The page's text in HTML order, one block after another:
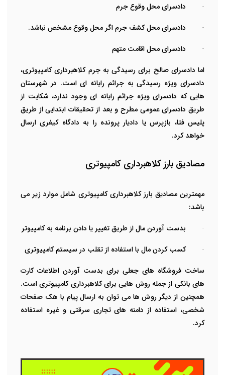
·
دادسرای محل وقوع جرم
·
دادسرای محل کشف جرم اگر محل وقوع مشخص نباشد.
·
دادسرای محل اقامت متهم
اما دادسرای صالح برای رسیدگی به جرم کلاهبرداری کامپیوتری،
دادسرای ویژه رسیدگی به جرائم رایانه ای است. در شهرستان
هایی که دادسرای ویژه جرائم رایانه ای وجود ندارد، شکایت از
طریق دادسرای عمومی مطرح و بعد از تحقیقات ابتدایی از طریق
پلیس فتا، بازپرس یا دادیار پرونده را به دادگاه کیفری ارسال
خواهد کرد.
مصادیق بارز کلاهبرداری کامپیوتری
مهمترین مصادیق بارز کلاهبرداری کامپیوتری شامل موارد زیر می
باشد:
·
بدست آوردن مال از طریق تغییر یا دادن برنامه به کامپیوتر
·
کسب کردن مال با استفاده از تقلب در سیستم کامپیوتری
ساخت فروشگاه های جعلی برای بدست آوردن اطلاعات کارت
های بانکی از جمله روش هایی برای کلاهبرداری کامپیوتری است.
همچنین از دیگر روش ها می توان به ارسال پیام با هک صفحات
شخصی، استفاده از دامنه های تجاری سرقتی و غیره استفاده
کرد.